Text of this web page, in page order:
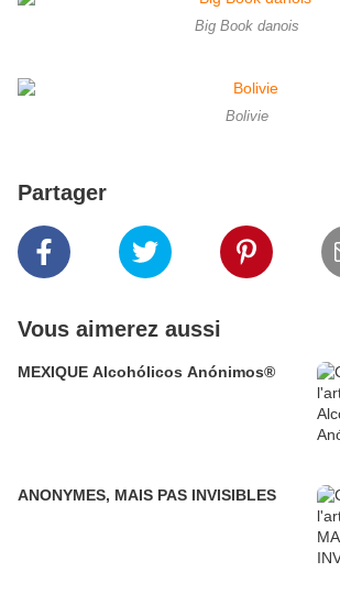
Big Book danois
Bolivie
Partager
Vous aimerez aussi
MEXIQUE Alcohólicos Anónimos®
ANONYMES, MAIS PAS INVISIBLES